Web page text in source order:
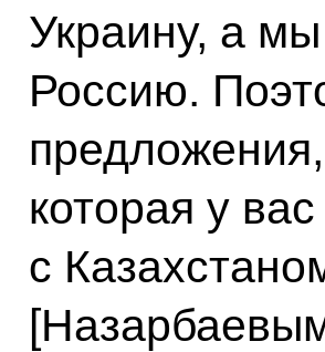
Украину, а
Россию.
которая у
с